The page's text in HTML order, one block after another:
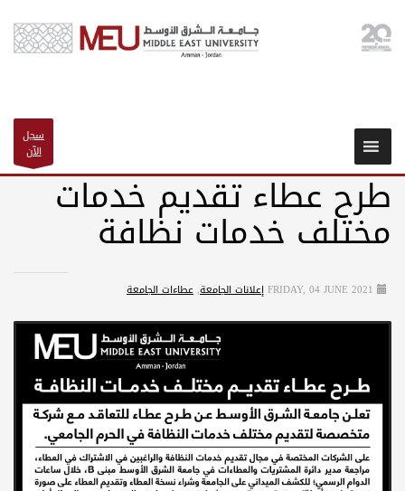
سجل
الآن
طرح عطاء تقديم خدمات
مختلف خدمات نظافة
FRIDAY, 04 JUNE 2021إعلانات الجامعة,عطاءات الجامعة